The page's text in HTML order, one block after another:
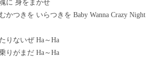
に 身をまかせ
かつきを いらつきを Baby Wanna Crazy Night
たりないぜ Ha～Ha
りがまだ Ha～Ha